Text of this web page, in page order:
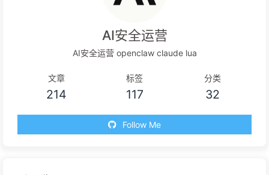
AI安全运营
AI安全运营 openclaw claude lua
文章
214
标签
117
分类
32
Follow Me